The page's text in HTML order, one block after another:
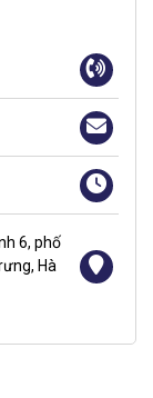
6, phố
Hà